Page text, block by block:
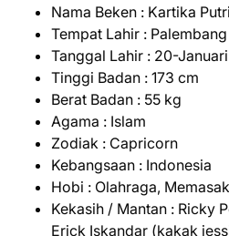
Nama Beken : Kartika Putri
Tempat Lahir :
Tanggal Lahir : 20-
Tinggi Badan : 173 cm
Berat Badan : 55 kg
Agama : Islam
Zodiak : Capricorn
Kebangsaan : Indonesia
Hobi : Olahraga,
Kekasih / Mantan : Ricky
Erick Iskandar (kakak